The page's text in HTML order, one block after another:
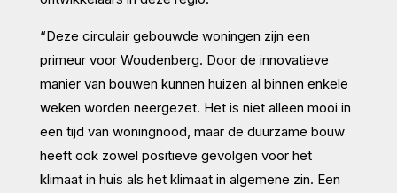
“Deze circulair gebouwde woningen zijn een
primeur voor Woudenberg. Door de innovatieve
manier van bouwen kunnen huizen al binnen enkele
weken worden neergezet. Het is niet alleen mooi in
een tijd van woningnood, maar de duurzame bouw
heeft ook zowel positieve gevolgen voor het
klimaat in huis als het klimaat in algemene zin. Een